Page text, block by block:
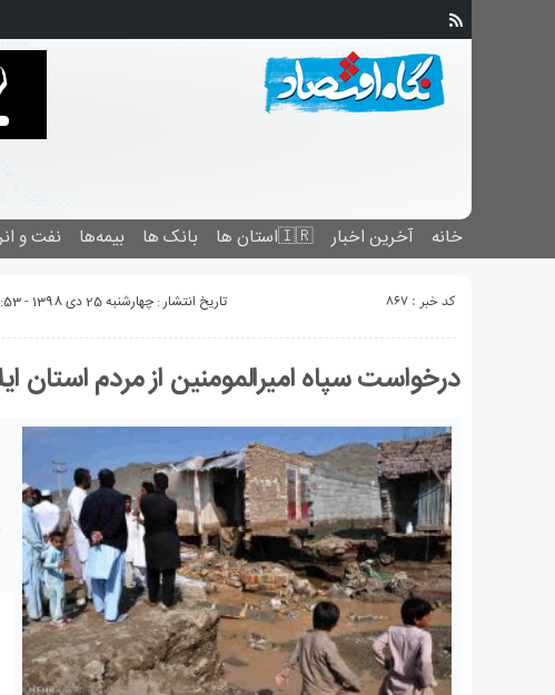
خانه آخرین اخبار 🇮🇷استان ‌ها بانک ها بیمه‌ها نفت و
کد خبر : 867 تاریخ انتشار : چهارشنبه 25 دی 1398 - 15:53
درخواست سپاه امیرالمومنین از مردم